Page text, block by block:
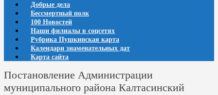
Добрые дела
Бессмертный полк
100 Новостей
Наши филиалы в соцсетях
Рубрика Пушкинская карта
Календари знаменательных дат
Карта сайта
Постановление Администрации
муниципального района Калтасинский